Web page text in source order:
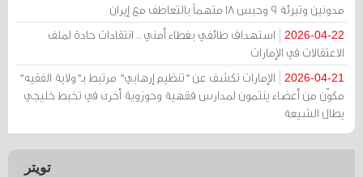
مدونين وتبرئة 9 وحبس 18 متهماً بالتعاطف مع إيران
2026-04-22
استهداف طائفي بغطاء أمني .. انتقادات حادة لملف
الاعتقالات في الإمارات
2026-04-21
الإمارات تكشف عن "تنظيم إرهابي" مرتبط بـ"ولاية الفقيه"
مكوّن من أعضاء ينتمون لمدارس فقهية وحوزوية أخرى في تخبط خليجي
يطال الشيعة
تويتر